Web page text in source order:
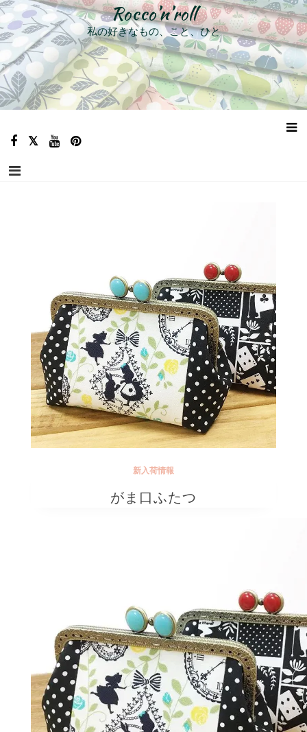
コ
テ
ツ
へ
ス
キ
Rocco’n’roll
私の好きなもの、こと、ひと
新入荷情報
がま口ふたつ